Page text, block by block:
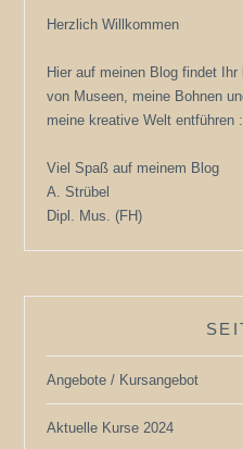
Herzlich Willkommen
Hier auf meinen Blog findet
von Museen, meine Bohnen
meine kreative Welt entführen
Viel Spaß auf meinem Blog
A. Strübel
Dipl. Mus. (FH)
Angebote / Kursangebot
Aktuelle Kurse 2024